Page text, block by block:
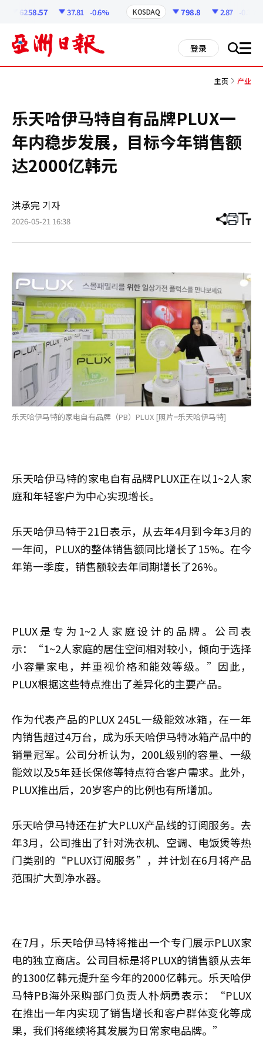
6258.57 37.81 -0.6% KOSDAQ 798.8 2.87 -0.36%
登录 搜 all
主页 产业
乐天哈伊马特自有品牌PLUX一
年内稳步发展，目标今年销售额
达2000亿韩元
洪承完 기자
2026-05-21 16:38 分
章
打 调
小
乐天哈伊马特的家电自有品牌（PB）PLUX [照片=乐天哈伊马特]
乐天哈伊马特的家电自有品牌PLUX正在以1~2人家
庭和年轻客户为中心实现增长。
乐天哈伊马特于21日表示，从去年4月到今年3月的
一年间，PLUX的整体销售额同比增长了15%。在今
年第一季度，销售额较去年同期增长了26%。
PLUX是专为1~2人家庭设计的品牌。公司表
示：“1~2人家庭的居住空间相对较小，倾向于选择
小容量家电，并重视价格和能效等级。”因此，
PLUX根据这些特点推出了差异化的主要产品。
作为代表产品的PLUX 245L一级能效冰箱，在一年
内销售超过4万台，成为乐天哈伊马特冰箱产品中的
销量冠军。公司分析认为，200L级别的容量、一级
能效以及5年延长保修等特点符合客户需求。此外，
PLUX推出后，20岁客户的比例也有所增加。
乐天哈伊马特还在扩大PLUX产品线的订阅服务。去
年3月，公司推出了针对洗衣机、空调、电饭煲等热
门类别的“PLUX订阅服务”，并计划在6月将产品
范围扩大到净水器。
在7月，乐天哈伊马特将推出一个专门展示PLUX家
电的独立商店。公司目标是将PLUX的销售额从去年
的1300亿韩元提升至今年的2000亿韩元。乐天哈伊
马特PB海外采购部门负责人朴炳勇表示：“PLUX
在推出一年内实现了销售增长和客户群体变化等成
果，我们将继续将其发展为日常家电品牌。”